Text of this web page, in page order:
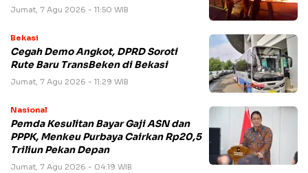
Jumat, 7 Agu 2026 - 11:50 WIB
Bekasi
Cegah Demo Angkot, DPRD Soroti
Rute Baru TransBeken di Bekasi
Jumat, 7 Agu 2026 - 11:29 WIB
Nasional
Pemda Kesulitan Bayar Gaji ASN dan
PPPK, Menkeu Purbaya Cairkan Rp20,5
Triliun Pekan Depan
Jumat, 7 Agu 2026 - 04:19 WIB